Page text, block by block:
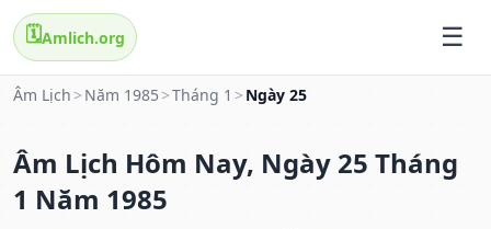
🗓️Amlich.org
Âm Lịch > Năm 1985 >Tháng 1 > Ngày 25
Âm Lịch Hôm Nay, Ngày 25 Tháng
1 Năm 1985